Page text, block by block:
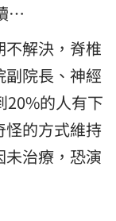
…
解決，脊椎
院長、神經
20%的人有下
怪的方式維持
治療，恐演